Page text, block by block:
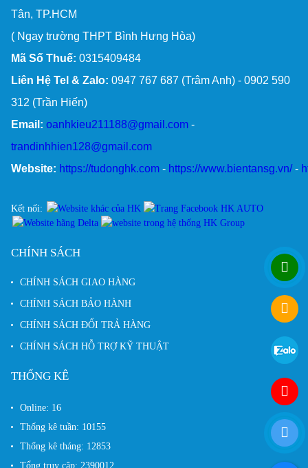
Tân, TP.HCM
( Ngay trường THPT Bình Hưng Hòa)
Mã Số Thuế:0315409484
Liên Hệ Tel & Zalo:0947 767 687 (Trâm Anh) - 0902 590
312 (Trần Hiến)
Email:oanhkieu211188@gmail.com -
trandinhhien128@gmail.com
Website: https://tudonghk.com - https://www.bientansg.vn/ -
Kết nối:
CHÍNH SÁCH
CHÍNH SÁCH GIAO HÀNG
CHÍNH SÁCH BẢO HÀNH
CHÍNH SÁCH ĐỔI TRẢ HÀNG
CHÍNH SÁCH HỖ TRỢ KỸ THUẬT
THỐNG KÊ
Online: 16
Thống kê tuần: 10155
Thống kê tháng: 12853
Tổng truy cập: 2390012